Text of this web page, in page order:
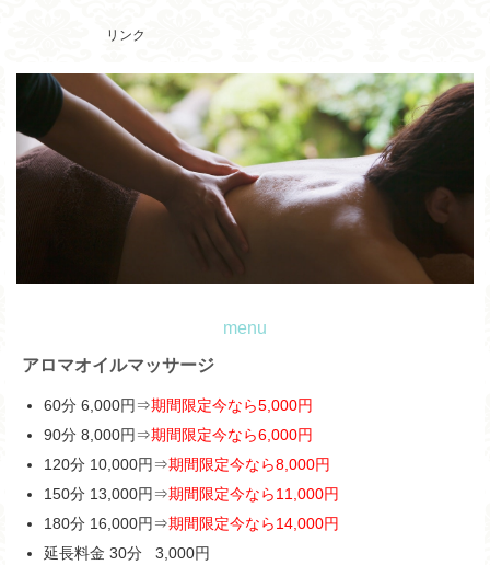
リンク
menu
アロマオイルマッサージ
60分 6,000円⇒期間限定今なら5,000円
90分 8,000円⇒期間限定今なら6,000円
120分 10,000円⇒期間限定今なら8,000円
150分 13,000円⇒期間限定今なら11,000円
180分 16,000円⇒期間限定今なら14,000円
延長料金 30分 3,000円